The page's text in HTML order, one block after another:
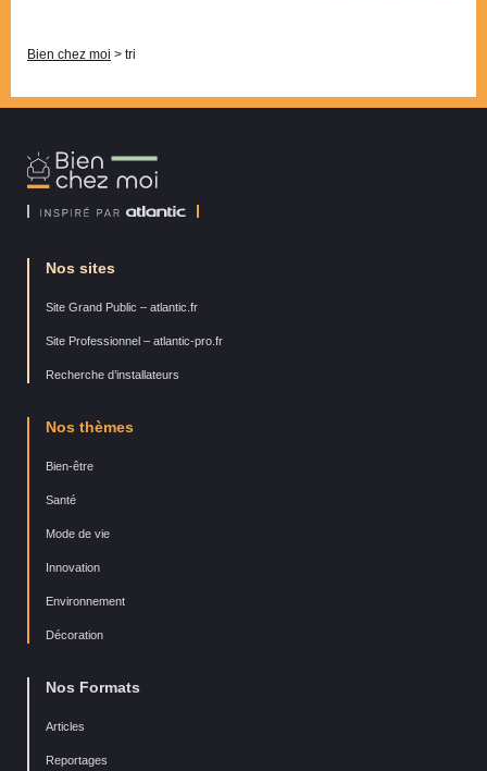
Bien chez moi > tri
Bien
Chez
Nos sites
Site Grand Public – atlantic.fr
Site Professionnel – atlantic-pro.fr
Recherche d’installateurs
Nos thèmes
Bien-être
Santé
Mode de vie
Innovation
Environnement
Décoration
Nos Formats
Articles
Reportages